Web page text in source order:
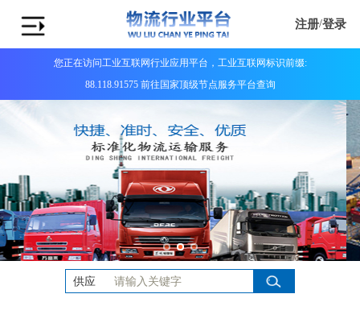
注册/登录
您正在访问工业互联网行业应用平台，工业互联网标识前缀:
88.118.91575 前往国家顶级节点服务平台查询
供应